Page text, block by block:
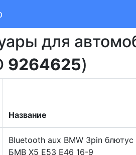
для
9264625)
Название
Bluetooth aux BMW 3pin блютус
БМВ X5 E53 E46 16-9